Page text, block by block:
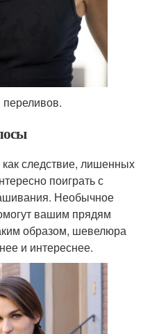
следствие, лишенных
поиграть с
Необычное
вашим прядям
образом, шевелюра
и интереснее.